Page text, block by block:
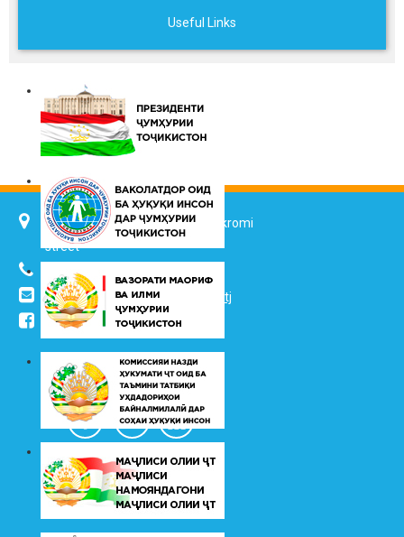
Useful Links
734025, Dushanbe city, 7 Jalol Ikromi
street
(+992 37) 2217352
info@vhk.tj
info@ombudsman.tj
/kudakon